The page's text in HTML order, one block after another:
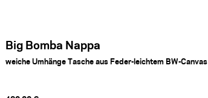
Big Bomba Nappa
weiche Umhänge Tasche aus Feder-leichtem BW-Canvas